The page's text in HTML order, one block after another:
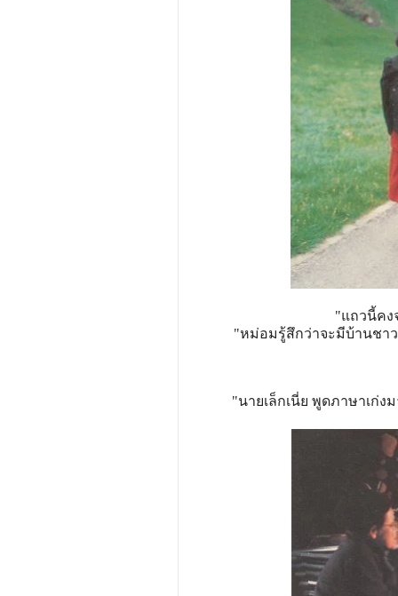
"แถวนี้คง
"หม่อมรู้สึกว่าจะมีบ้านชาว
"นายเล็กเนี่ย พูดภาษาเก่ง